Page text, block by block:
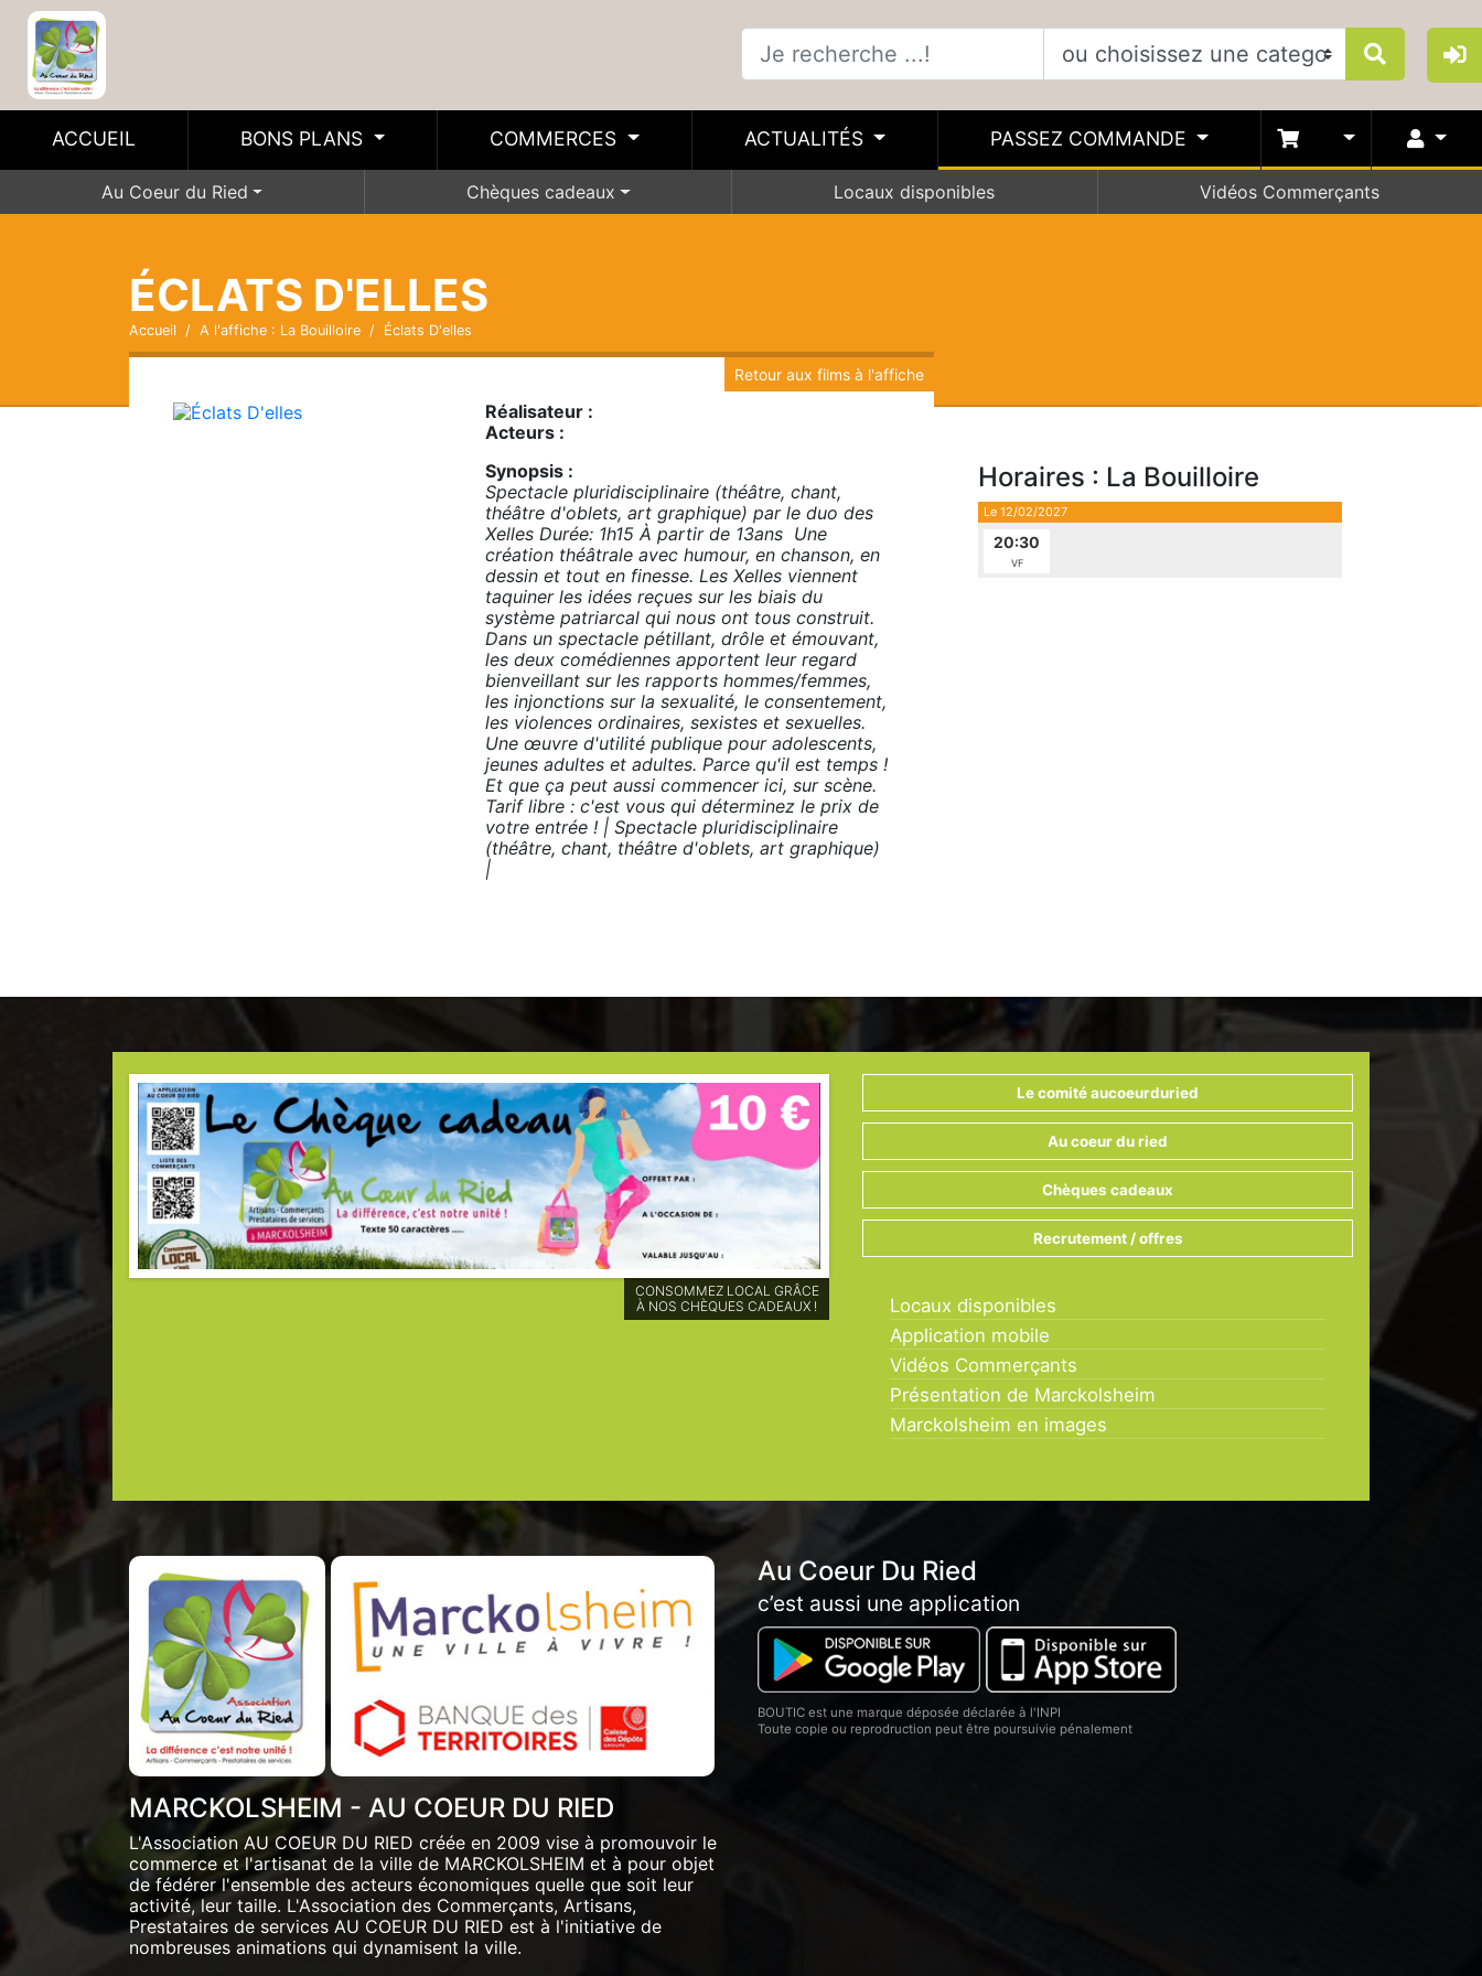
ACCUEIL BONS PLANS COMMERCES ACTUALITÉS PASSEZ COMMANDE
Au Coeur du Ried Chèques cadeaux Locaux disponibles Vidéos Commerçants
ÉCLATS D'ELLES
Accueil A l'affiche : La Bouilloire Éclats D'elles
Retour aux films à l'affiche
Réalisateur :
Acteurs :
Synopsis :
Spectacle pluridisciplinaire (théâtre, chant,
théâtre d'oblets, art graphique) par le duo des
Xelles Durée: 1h15 À partir de 13ans Une
création théâtrale avec humour, en chanson, en
dessin et tout en finesse. Les Xelles viennent
taquiner les idées reçues sur les biais du
système patriarcal qui nous ont tous construit.
Dans un spectacle pétillant, drôle et émouvant,
les deux comédiennes apportent leur regard
bienveillant sur les rapports hommes/femmes,
les injonctions sur la sexualité, le consentement,
les violences ordinaires, sexistes et sexuelles.
Une œuvre d'utilité publique pour adolescents,
jeunes adultes et adultes. Parce qu'il est temps !
Et que ça peut aussi commencer ici, sur scène.
Tarif libre : c'est vous qui déterminez le prix de
votre entrée ! | Spectacle pluridisciplinaire
(théâtre, chant, théâtre d'oblets, art graphique)
|
Horaires : La Bouilloire
Le 12/02/2027
20:30
VF
PLUS DE 60 MEMBRES AU
COEUR DU RIED À
MARCKOLSHEIM !
Le comité aucoeurduried
Au coeur du ried
Chèques cadeaux
Recrutement / offres
Locaux disponibles
Application mobile
Vidéos Commerçants
Présentation de Marckolsheim
Marckolsheim en images
MARCKOLSHEIM - AU COEUR DU RIED
L'Association AU COEUR DU RIED créée en 2009 vise à promouvoir le
commerce et l'artisanat de la ville de MARCKOLSHEIM et à pour objet
de fédérer l'ensemble des acteurs économiques quelle que soit leur
activité, leur taille. L'Association des Commerçants, Artisans,
Prestataires de services AU COEUR DU RIED est à l'initiative de
nombreuses animations qui dynamisent la ville.
Au Coeur Du Ried
c’est aussi une application
BOUTIC est une marque déposée déclarée à l'INPI
Toute copie ou reprodruction peut être poursuivie pénalement